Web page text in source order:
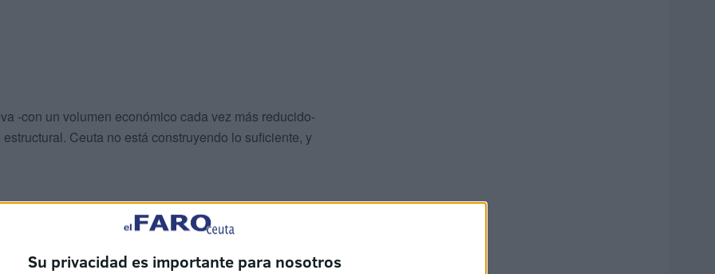
Su privacidad es importante para nosotros
-con un volumen económico cada vez más reducido-
Ceuta no está construyendo lo suficiente, y